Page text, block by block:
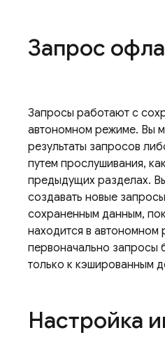
Запрос
Запросы работают с
автономном режиме. Вы
результаты запросов
путем прослушивания,
предыдущих разделах.
создавать новые
сохраненным данным,
находится в автономном
первоначально запросы
только к кэшированным
Настройка